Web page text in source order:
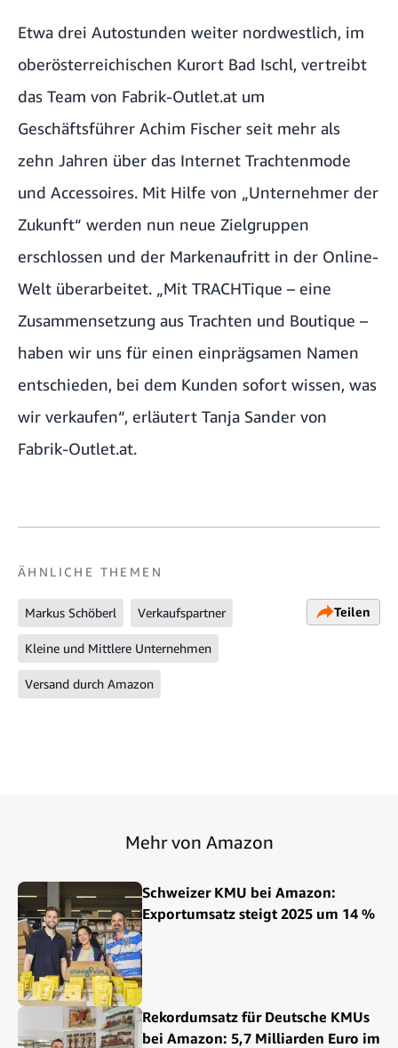
Etwa drei Autostunden weiter nordwestlich, im
oberösterreichischen Kurort Bad Ischl, vertreibt
das Team von Fabrik-Outlet.at um
Geschäftsführer Achim Fischer seit mehr als
zehn Jahren über das Internet Trachtenmode
und Accessoires. Mit Hilfe von „Unternehmer der
Zukunft“ werden nun neue Zielgruppen
erschlossen und der Markenaufritt in der Online-
Welt überarbeitet. „Mit TRACHTique – eine
Zusammensetzung aus Trachten und Boutique –
haben wir uns für einen einprägsamen Namen
entschieden, bei dem Kunden sofort wissen, was
wir verkaufen“, erläutert Tanja Sander von
Fabrik-Outlet.at.
ÄHNLICHE THEMEN
Markus Schöberl Verkaufspartner
Kleine und Mittlere Unternehmen
Versand durch Amazon
Teilen
Mehr von Amazon
Schweizer KMU bei Amazon:
Exportumsatz steigt 2025 um 14 %
Rekordumsatz für Deutsche KMUs
bei Amazon: 5,7 Milliarden Euro im